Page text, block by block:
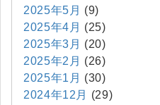
2025年5月 (9)
2025年4月 (25)
2025年3月 (20)
2025年2月 (26)
2025年1月 (30)
2024年12月
(29)